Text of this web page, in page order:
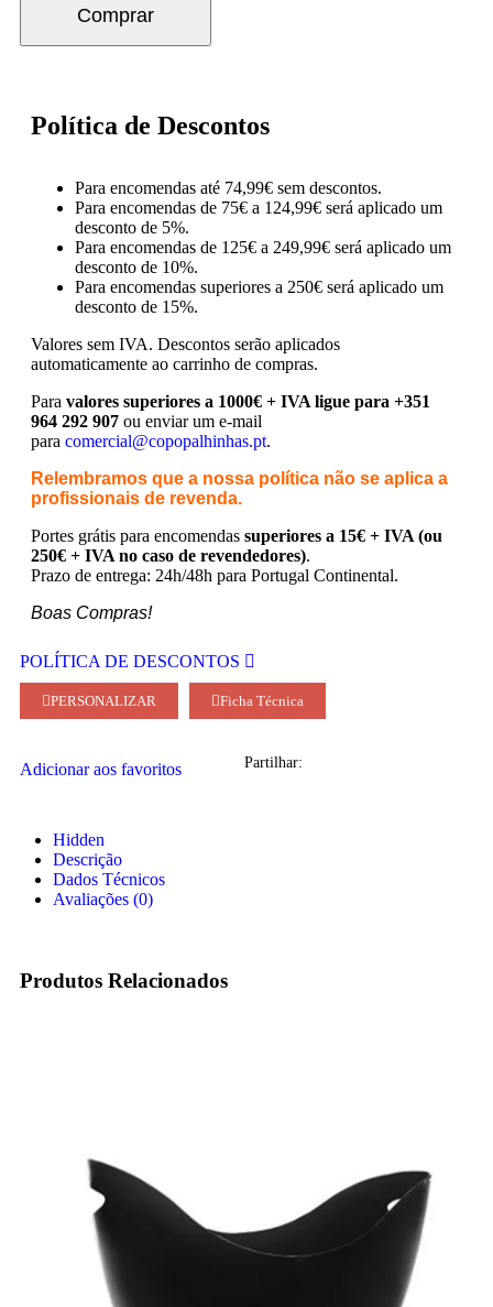
Comprar
Política de Descontos
Para encomendas até 74,99€ sem descontos.
Para encomendas de 75€ a 124,99€ será aplicado um
desconto de 5%.
Para encomendas de 125€ a 249,99€ será aplicado um
desconto de 10%.
Para encomendas superiores a 250€ será aplicado um
desconto de 15%.
Valores sem IVA. Descontos serão aplicados
automaticamente ao carrinho de compras.
Para valores superiores a 1000€ + IVA ligue para +351
964 292 907 ou enviar um e-mail
para comercial@copopalhinhas.pt.
Relembramos que a nossa política não se aplica a
profissionais de revenda.
Portes grátis para encomendas superiores a 15€ + IVA (ou
250€ + IVA no caso de revendedores).
Prazo de entrega: 24h/48h para Portugal Continental.
Boas Compras!
POLÍTICA DE DESCONTOS
PERSONALIZAR Ficha Técnica
Adicionar aos favoritos Partilhar:
Hidden
Descrição
Dados Técnicos
Avaliações (0)
Produtos Relacionados